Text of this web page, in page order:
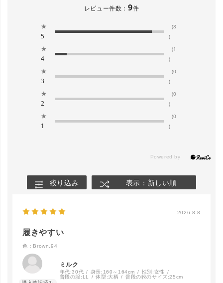
レビュー件数： 9件
★
5
(8
)
★
4
(1
)
★
3
(0
)
★
2
(0
)
★
1
(0
)
絞り込み 表示：新しい順
2026.8.8
履きやすい
色：Brown.94
ミルク
年代:30代 身長: 160～164cm 性別:女性
普段の服: LL 体型:大柄 普段の靴のサイズ:25cm